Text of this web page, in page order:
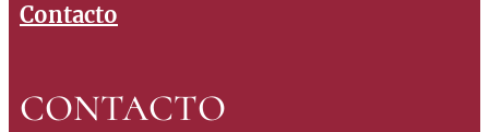
Contacto
CONTACTO